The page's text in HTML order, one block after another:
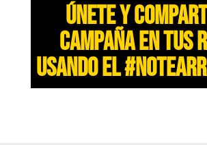
Únete y
campaña en tus
usando el